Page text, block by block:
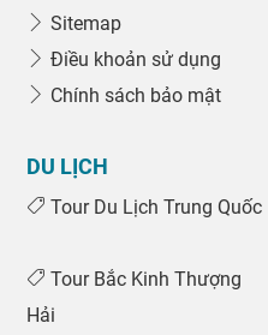
Sitemap
Điều khoản sử dụng
Chính sách bảo mật
DU LỊCH
Tour Du Lịch Trung Quốc
Tour Bắc Kinh Thượng
Hải